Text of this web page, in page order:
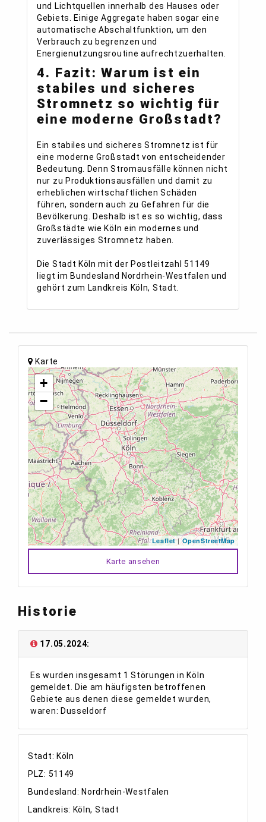
und Lichtquellen innerhalb des Hauses oder
Gebiets. Einige Aggregate haben sogar eine
automatische Abschaltfunktion, um den
Verbrauch zu begrenzen und
Energienutzungsroutine aufrechtzuerhalten.
4. Fazit: Warum ist ein
stabiles und sicheres
Stromnetz so wichtig für
eine moderne Großstadt?
Ein stabiles und sicheres Stromnetz ist für
eine moderne Großstadt von entscheidender
Bedeutung. Denn Stromausfälle können nicht
nur zu Produktionsausfällen und damit zu
erheblichen wirtschaftlichen Schäden
führen, sondern auch zu Gefahren für die
Bevölkerung. Deshalb ist es so wichtig, dass
Großstädte wie Köln ein modernes und
zuverlässiges Stromnetz haben.
Die Stadt Köln mit der Postleitzahl 51149
liegt im Bundesland Nordrhein-Westfalen und
gehört zum Landkreis Köln, Stadt.
Karte
+
−
Leaflet|OpenStreetMap
Karte ansehen
Historie
17.05.2024:
Es wurden insgesamt 1 Störungen in Köln
gemeldet. Die am häufigsten betroffenen
Gebiete aus denen diese gemeldet wurden,
waren: Dusseldorf
Stadt: Köln
PLZ: 51149
Bundesland: Nordrhein-Westfalen
Landkreis: Köln, Stadt